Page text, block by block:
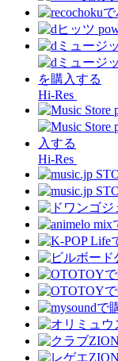
Hi-Res
Hi-Res